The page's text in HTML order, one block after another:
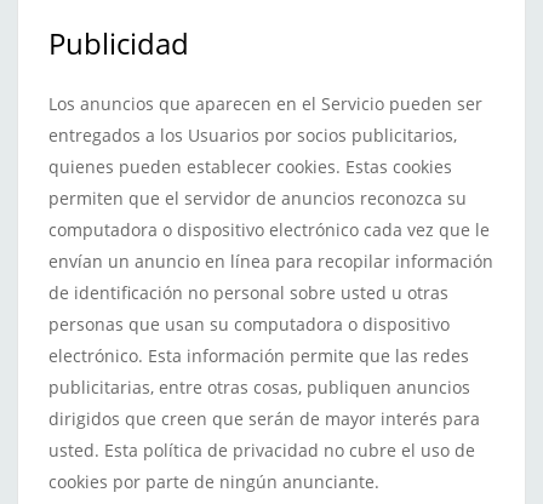
Publicidad
Los anuncios que aparecen en el Servicio pueden ser
entregados a los Usuarios por socios publicitarios,
quienes pueden establecer cookies. Estas cookies
permiten que el servidor de anuncios reconozca su
computadora o dispositivo electrónico cada vez que le
envían un anuncio en línea para recopilar información
de identificación no personal sobre usted u otras
personas que usan su computadora o dispositivo
electrónico. Esta información permite que las redes
publicitarias, entre otras cosas, publiquen anuncios
dirigidos que creen que serán de mayor interés para
usted. Esta política de privacidad no cubre el uso de
cookies por parte de ningún anunciante.